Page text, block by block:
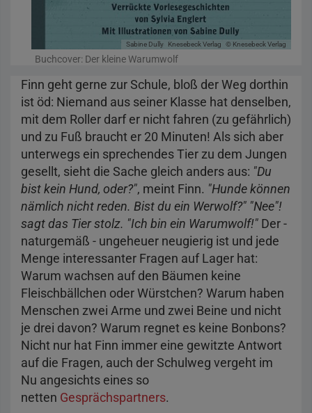
Sabine Dully Knesebeck Verlag © Knesebeck Verlag
Buchcover: Der kleine Warumwolf
Finn geht gerne zur Schule, bloß der Weg dorthin
ist öd: Niemand aus seiner Klasse hat denselben,
mit dem Roller darf er nicht fahren (zu gefährlich)
und zu Fuß braucht er 20 Minuten! Als sich aber
unterwegs ein sprechendes Tier zu dem Jungen
gesellt, sieht die Sache gleich anders aus: "Du
bist kein Hund, oder?", meint Finn. "Hunde können
nämlich nicht reden. Bist du ein Werwolf?" "Nee"!
sagt das Tier stolz. "Ich bin ein Warumwolf!" Der -
naturgemäß - ungeheuer neugierig ist und jede
Menge interessanter Fragen auf Lager hat:
Warum wachsen auf den Bäumen keine
Fleischbällchen oder Würstchen? Warum haben
Menschen zwei Arme und zwei Beine und nicht
je drei davon? Warum regnet es keine Bonbons?
Nicht nur hat Finn immer eine gewitzte Antwort
auf die Fragen, auch der Schulweg vergeht im
Nu angesichts eines so
netten Gesprächspartners.